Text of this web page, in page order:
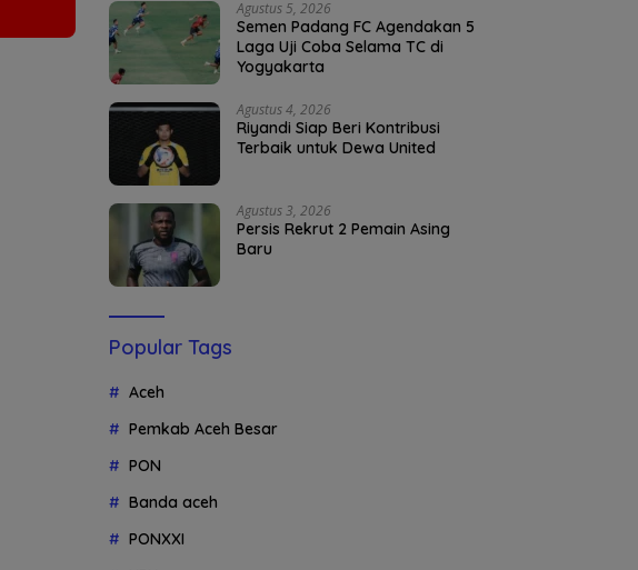
Agustus 5, 2026
Semen Padang FC Agendakan 5
Laga Uji Coba Selama TC di
Yogyakarta
Agustus 4, 2026
Riyandi Siap Beri Kontribusi
Terbaik untuk Dewa United
Agustus 3, 2026
Persis Rekrut 2 Pemain Asing
Baru
Popular Tags
Aceh
Pemkab Aceh Besar
PON
Banda aceh
PONXXI